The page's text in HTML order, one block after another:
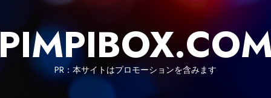
content
PR：本サイトはプロモーションを含みます